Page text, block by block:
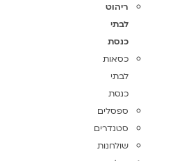
ריהוט
לבתי
כנסת
כסאות
לבתי
כנסת
ספסלים
סטנדרים
שולחנות